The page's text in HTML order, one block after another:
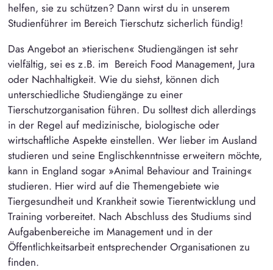
helfen, sie zu schützen? Dann wirst du in unserem
Studienführer im Bereich Tierschutz sicherlich fündig!
Das Angebot an »tierischen« Studiengängen ist sehr
vielfältig, sei es z.B. im Bereich Food Management, Jura
oder Nachhaltigkeit. Wie du siehst, können dich
unterschiedliche Studiengänge zu einer
Tierschutzorganisation führen. Du solltest dich allerdings
in der Regel auf medizinische, biologische oder
wirtschaftliche Aspekte einstellen. Wer lieber im Ausland
studieren und seine Englischkenntnisse erweitern möchte,
kann in England sogar »Animal Behaviour and Training«
studieren. Hier wird auf die Themengebiete wie
Tiergesundheit und Krankheit sowie Tierentwicklung und
Training vorbereitet. Nach Abschluss des Studiums sind
Aufgabenbereiche im Management und in der
Öffentlichkeitsarbeit entsprechender Organisationen zu
finden.